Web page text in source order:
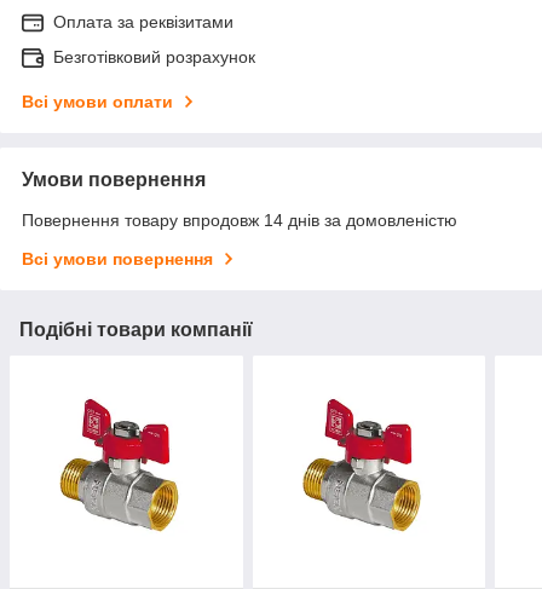
Оплата за реквізитами
Безготівковий розрахунок
Всі умови оплати
Умови повернення
Повернення товару впродовж 14 днів за домовленістю
Всі умови повернення
Подібні товари компанії